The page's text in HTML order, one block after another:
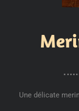
Une délicate